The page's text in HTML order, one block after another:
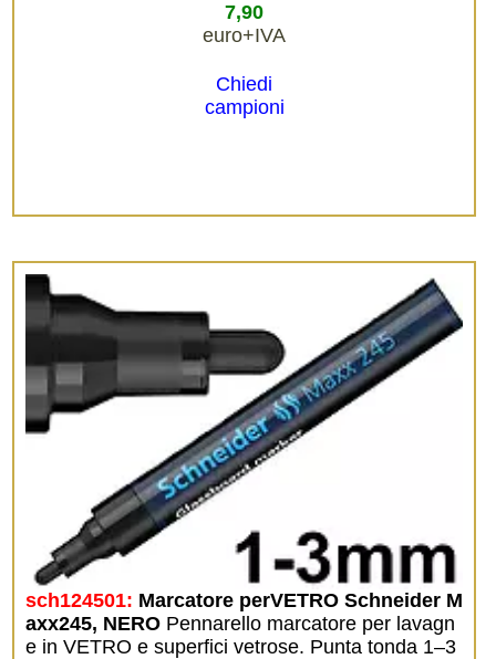
7,90
euro+IVA
Chiedi
campioni
sch124501: Marcatore perVETRO Schneider M
axx245, NERO Pennarello marcatore per lavagn
e in VETRO e superfici vetrose. Punta tonda 1–3